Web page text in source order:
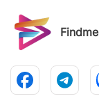
Findme